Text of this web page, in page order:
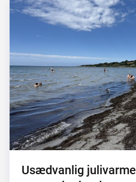
Usædvanlig